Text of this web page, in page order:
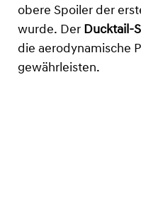
obere Spoiler der
wurde. Der Ducktail-
die aerodynamische
gewährleisten.